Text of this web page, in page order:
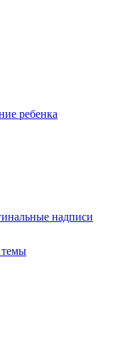
ребенка
надписи
темы